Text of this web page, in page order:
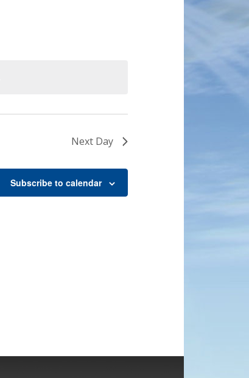
Next Day
Subscribe to calendar